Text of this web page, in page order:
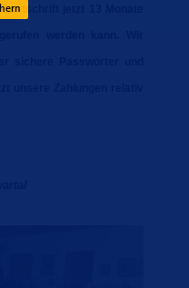
jetzt 13 Monate